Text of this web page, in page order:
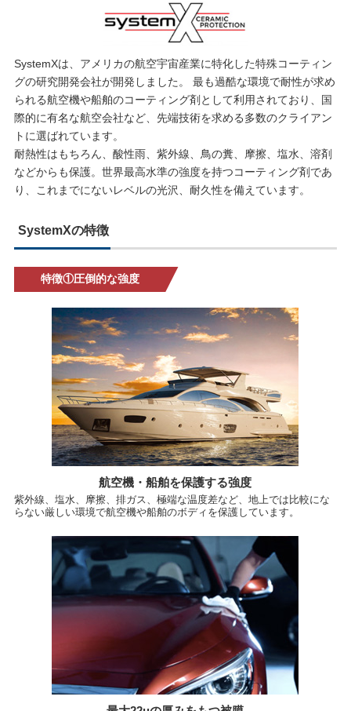
SystemXは、アメリカの航空宇宙産業に特化した特殊コーティン
グの研究開発会社が開発しました。 最も過酷な環境で耐性が求め
られる航空機や船舶のコーティング剤として利用されており、国
際的に有名な航空会社など、先端技術を求める多数のクライアン
トに選ばれています。
耐熱性はもちろん、酸性雨、紫外線、鳥の糞、摩擦、塩水、溶剤
などからも保護。世界最高水準の強度を持つコーティング剤であ
り、これまでにないレベルの光沢、耐久性を備えています。
SystemXの特徴
特徴①圧倒的な強度
航空機・船舶を保護する強度
紫外線、塩水、摩擦、排ガス、極端な温度差など、地上では比較にな
らない厳しい環境で航空機や船舶のボディを保護しています。